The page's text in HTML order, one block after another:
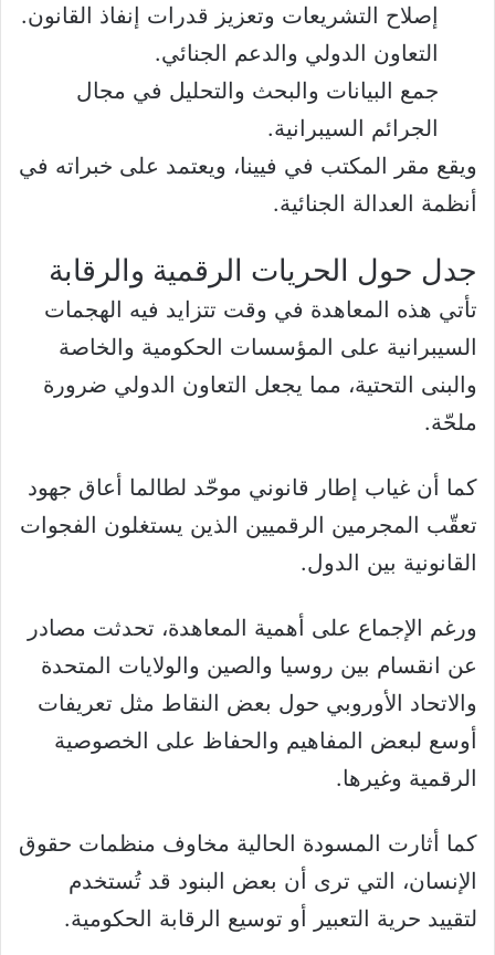
إصلاح التشريعات وتعزيز قدرات إنفاذ القانون.
التعاون الدولي والدعم الجنائي.
جمع البيانات والبحث والتحليل في مجال
الجرائم السيبرانية.
ويقع مقر المكتب في فيينا، ويعتمد على خبراته في
أنظمة العدالة الجنائية.
جدل حول الحريات الرقمية والرقابة
تأتي هذه المعاهدة في وقت تتزايد فيه الهجمات
السيبرانية على المؤسسات الحكومية والخاصة
والبنى التحتية، مما يجعل التعاون الدولي ضرورة
ملحّة.
كما أن غياب إطار قانوني موحّد لطالما أعاق جهود
تعقّب المجرمين الرقميين الذين يستغلون الفجوات
القانونية بين الدول.
ورغم الإجماع على أهمية المعاهدة، تحدثت مصادر
عن انقسام بين روسيا والصين والولايات المتحدة
والاتحاد الأوروبي حول بعض النقاط مثل تعريفات
أوسع لبعض المفاهيم والحفاظ على الخصوصية
الرقمية وغيرها.
كما أثارت المسودة الحالية مخاوف منظمات حقوق
الإنسان، التي ترى أن بعض البنود قد تُستخدم
لتقييد حرية التعبير أو توسيع الرقابة الحكومية.